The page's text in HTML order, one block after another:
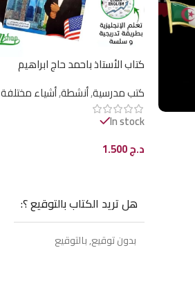
كتاب الأستاذ باحمد حاج ابراهيم
كتب مدرسية,أنشطة,أشياء مختلفة
In stock
د.ج1.500
هل تريد الكتاب بالتوقيع ؟
بدون توقيع,بالتوقيع